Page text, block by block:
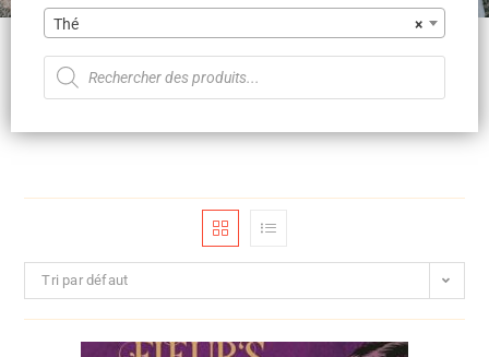
×
Thé
Tri par défaut